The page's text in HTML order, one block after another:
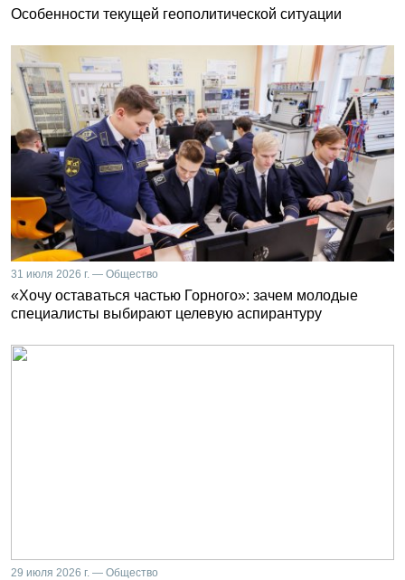
Особенности текущей геополитической ситуации
31 июля 2026 г. — Общество
«Хочу оставаться частью Горного»: зачем молодые
специалисты выбирают целевую аспирантуру
29 июля 2026 г. — Общество